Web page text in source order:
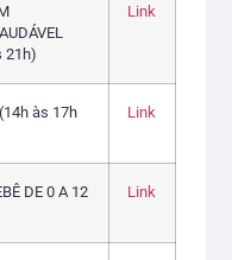
21h)
Link
às 17h
Link
DE 0 A 12
Link